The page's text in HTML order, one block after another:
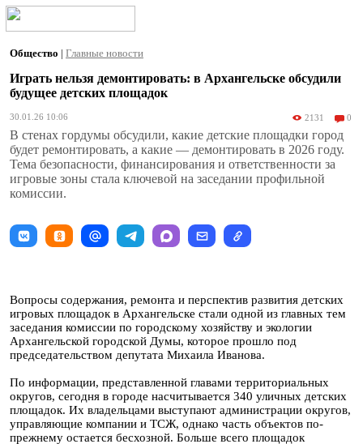
Общество | Главные новости
Играть нельзя демонтировать: в Архангельске обсудили
будущее детских площадок
30.01.26 10:06 2131 0
В стенах гордумы обсудили, какие детские площадки город
будет ремонтировать, а какие — демонтировать в 2026 году.
Тема безопасности, финансирования и ответственности за
игровые зоны стала ключевой на заседании профильной
комиссии.
Вопросы содержания, ремонта и перспектив развития детских
игровых площадок в Архангельске стали одной из главных тем
заседания комиссии по городскому хозяйству и экологии
Архангельской городской Думы, которое прошло под
председательством депутата Михаила Иванова.
По информации, представленной главами территориальных
округов, сегодня в городе насчитывается 340 уличных детских
площадок. Их владельцами выступают администрации округов,
управляющие компании и ТСЖ, однако часть объектов по-
прежнему остается бесхозной. Больше всего площадок